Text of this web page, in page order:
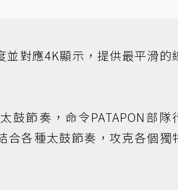
對應4K顯示，提供最平滑的
節奏，命令PATAPON部隊
合各種太鼓節奏，攻克各個獨